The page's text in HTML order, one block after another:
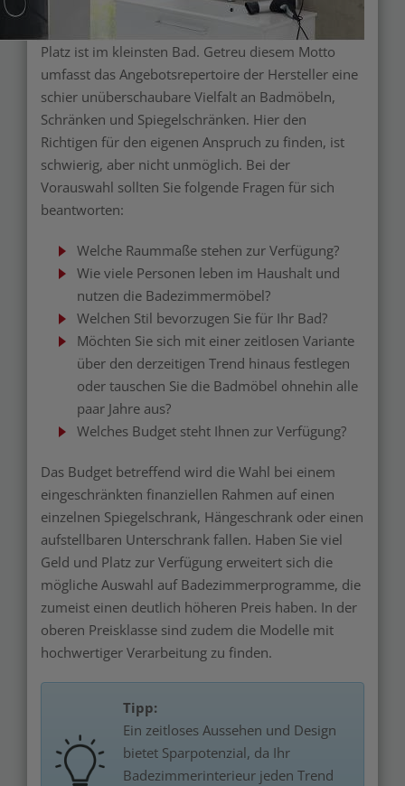
Platz ist im kleinsten Bad. Getreu diesem Motto
umfasst das Angebotsrepertoire der Hersteller eine
schier unüberschaubare Vielfalt an Badmöbeln,
Schränken und Spiegelschränken. Hier den
Richtigen für den eigenen Anspruch zu finden, ist
schwierig, aber nicht unmöglich. Bei der
Vorauswahl sollten Sie folgende Fragen für sich
beantworten:
Welche Raummaße stehen zur Verfügung?
Wie viele Personen leben im Haushalt und
nutzen die Badezimmermöbel?
Welchen Stil bevorzugen Sie für Ihr Bad?
Möchten Sie sich mit einer zeitlosen Variante
über den derzeitigen Trend hinaus festlegen
oder tauschen Sie die Badmöbel ohnehin alle
paar Jahre aus?
Welches Budget steht Ihnen zur Verfügung?
Das Budget betreffend wird die Wahl bei einem
eingeschränkten finanziellen Rahmen auf einen
einzelnen Spiegelschrank, Hängeschrank oder einen
aufstellbaren Unterschrank fallen. Haben Sie viel
Geld und Platz zur Verfügung erweitert sich die
mögliche Auswahl auf Badezimmerprogramme, die
zumeist einen deutlich höheren Preis haben. In der
oberen Preisklasse sind zudem die Modelle mit
hochwertiger Verarbeitung zu finden.
Tipp:
Ein zeitloses Aussehen und Design
bietet Sparpotenzial, da Ihr
Badezimmerinterieur jeden Trend